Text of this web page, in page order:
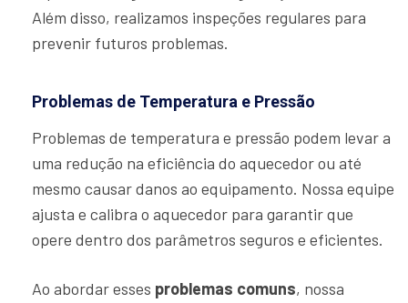
Além disso, realizamos inspeções regulares para
prevenir futuros problemas.
Problemas de Temperatura e Pressão
Problemas de temperatura e pressão podem levar a
uma redução na eficiência do aquecedor ou até
mesmo causar danos ao equipamento. Nossa equipe
ajusta e calibra o aquecedor para garantir que
opere dentro dos parâmetros seguros e eficientes.
Ao abordar esses problemas comuns, nossa